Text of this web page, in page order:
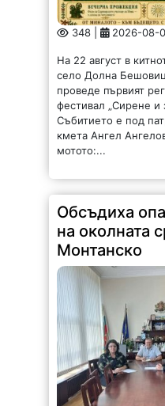
348 | 2026-08-
На 22 август в
село Долна
проведе първият
фестивал „Сирене и
Събитието е под
кмета Ангел
мотото:...
Обсъдиха
на околната
Монтанско